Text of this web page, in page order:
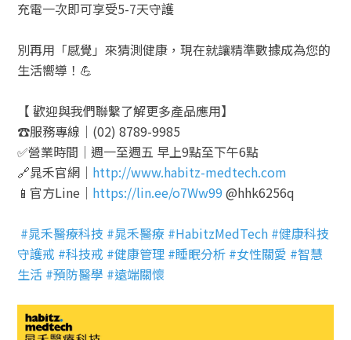
充電一次即可享受5-7天守護
別再用「感覺」來猜測健康，現在就讓精準數據成為您的
生活嚮導！💪
【 歡迎與我們聯繫了解更多產品應用】
☎️服務專線｜(02) 8789-9985
✅營業時間｜週一至週五 早上9點至下午6點
🔗晁禾官網｜ http://www.habitz-medtech.com
📱官方Line｜ https://lin.ee/o7Ww99@hhk6256q
#晁禾醫療科技 #晁禾醫療 #HabitzMedTech #健康科技
守護戒 #科技戒 #健康管理 #睡眠分析 #女性關愛 #智慧
生活 #預防醫學 #遠端關懷